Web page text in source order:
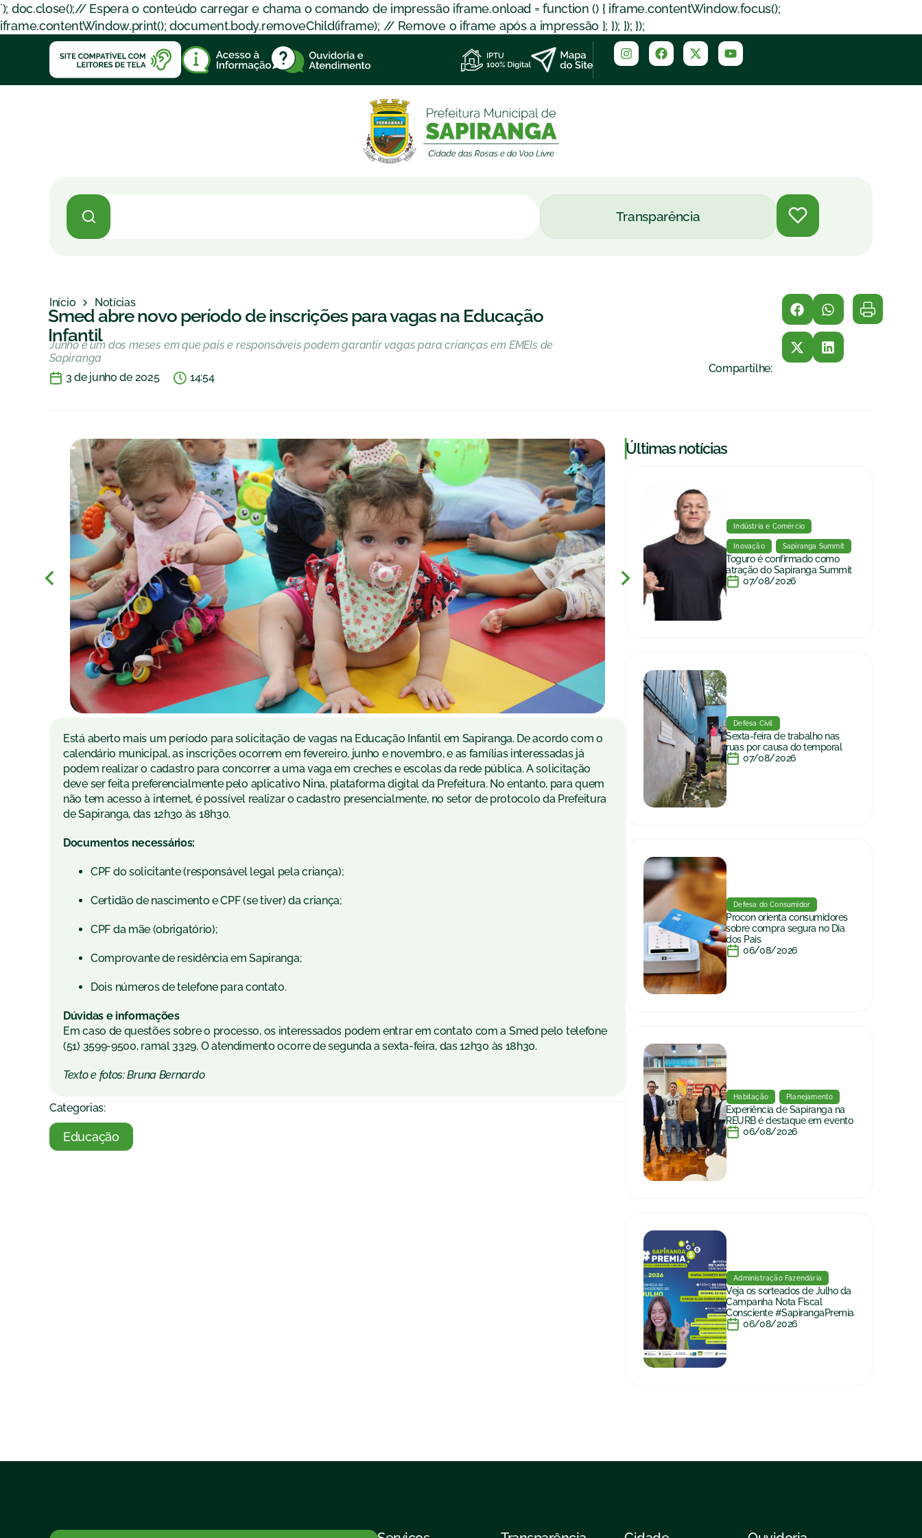
`); doc.close();// Espera o conteúdo carregar e chama o comando de impressão iframe.onload = function () { iframe.contentWindow.focus();
iframe.contentWindow.print(); document.body.removeChild(iframe); // Remove o iframe após a impressão }; }); }); });
Transparência
Início Notícias
Smed abre novo período de inscrições para vagas na Educação
Infantil
Junho é um dos meses em que pais e responsáveis podem garantir vagas para crianças em EMEIs de
Sapiranga
3 de junho de 2025
14:54
Compartilhe:
Está aberto mais um período para solicitação de vagas na Educação Infantil em Sapiranga. De acordo com o
calendário municipal, as inscrições ocorrem em fevereiro, junho e novembro, e as famílias interessadas já
podem realizar o cadastro para concorrer a uma vaga em creches e escolas da rede pública. A solicitação
deve ser feita preferencialmente pelo aplicativo Nina, plataforma digital da Prefeitura. No entanto, para quem
não tem acesso à internet, é possível realizar o cadastro presencialmente, no setor de protocolo da Prefeitura
de Sapiranga, das 12h30 às 18h30.
Documentos necessários:
CPF do solicitante (responsável legal pela criança);
Certidão de nascimento e CPF (se tiver) da criança;
CPF da mãe (obrigatório);
Comprovante de residência em Sapiranga;
Dois números de telefone para contato.
Dúvidas e informações
Em caso de questões sobre o processo, os interessados podem entrar em contato com a Smed pelo telefone
(51) 3599-9500, ramal 3329. O atendimento ocorre de segunda a sexta-feira, das 12h30 às 18h30.
Texto e fotos: Bruna Bernardo
Categorias:
Educação
|Últimas notícias
Indústria e Comércio
Inovação Sapiranga Summit
Toguro é confirmado como
atração do Sapiranga Summit
07/08/2026
Defesa Civil
Sexta-feira de trabalho nas
ruas por causa do temporal
07/08/2026
Defesa do Consumidor
Procon orienta consumidores
sobre compra segura no Dia
dos Pais
06/08/2026
Habitação Planejamento
Experiência de Sapiranga na
REURB é destaque em evento
06/08/2026
Administração Fazendária
Veja os sorteados de Julho da
Campanha Nota Fiscal
Consciente #SapirangaPremia
06/08/2026